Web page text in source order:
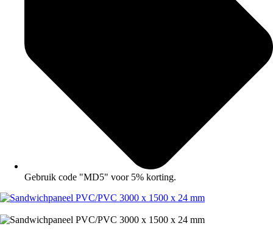
Gebruik code "MD5" voor 5% korting.